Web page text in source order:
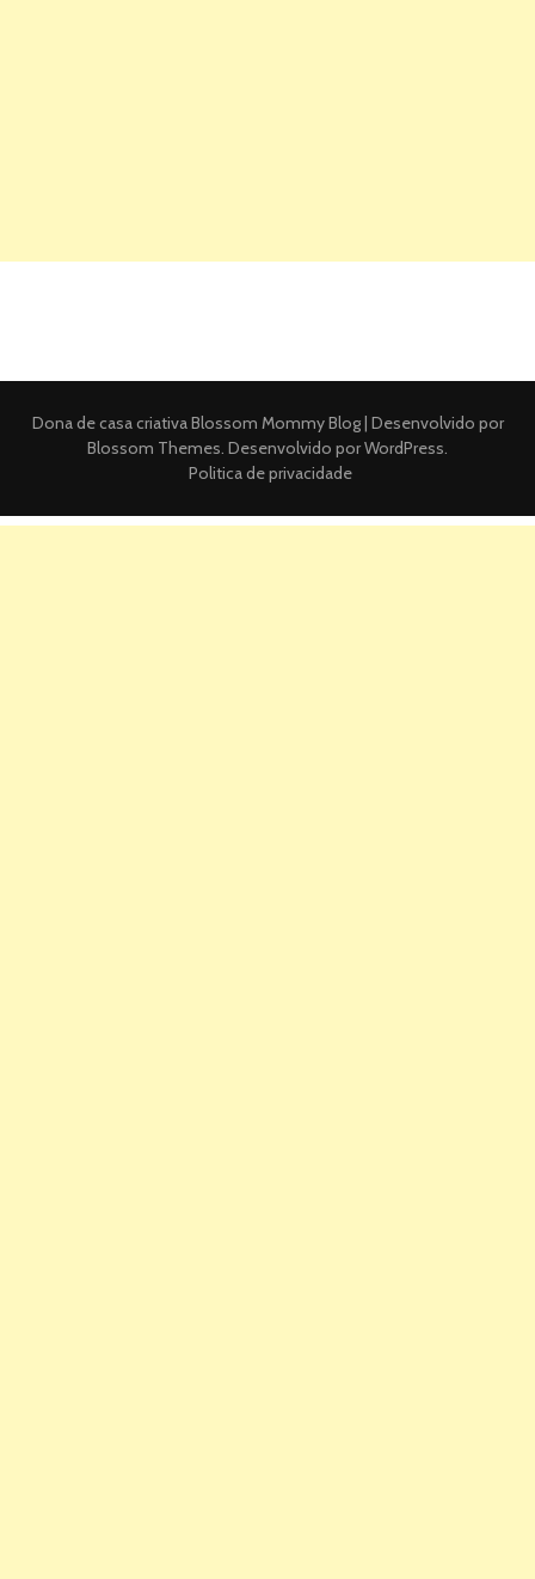
Dona de casa criativaBlossom Mommy Blog | Desenvolvido por
Blossom Themes. Desenvolvido porWordPress.
Politica de privacidade